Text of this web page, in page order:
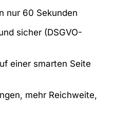
nur 60 Sekunden
sicher (DSGVO-
einer smarten Seite
mehr Reichweite,